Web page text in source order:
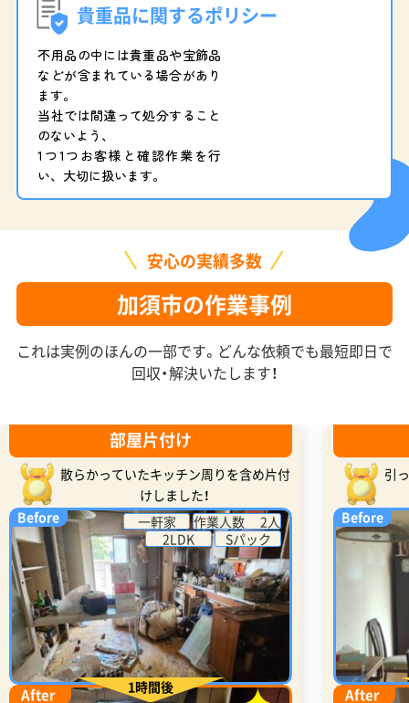
貴重品に関するポリシー
不用品の中には貴重品や宝飾品
などが含まれている場合があり
ます。
当社では間違って処分すること
のないよう、
1つ1つお客様と確認作業を行
い、大切に扱います。
安心の実績多数
加須市の作業事例
これは実例のほんの一部です。どんな依頼でも最短即日で
回収・解決いたします！
部屋片付け
散らかっていたキッチン周りを含め片付
けしました！
Before
一軒家
作業人数 2人
2LDK
Sパック
After 1時間後
引
Before
After